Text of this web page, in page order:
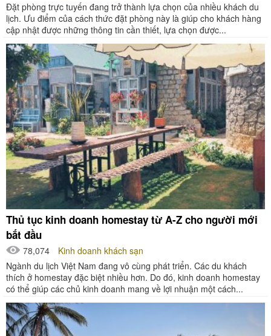
Đặt phòng trực tuyến đang trở thành lựa chọn của nhiều khách du
lịch. Ưu điểm của cách thức đặt phòng này là giúp cho khách hàng
cập nhật được những thông tin cần thiết, lựa chọn được...
Thủ tục kinh doanh homestay từ A-Z cho người mới
bắt đầu
78,074
Kinh doanh khách sạn
Ngành du lịch Việt Nam đang vô cùng phát triển. Các du khách
thích ở homestay đặc biệt nhiều hơn. Do đó, kinh doanh homestay
có thể giúp các chủ kinh doanh mang về lợi nhuận một cách...